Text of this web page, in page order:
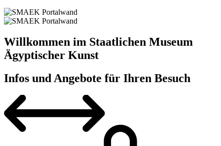
Willkommen im Staatlichen Museum
Ägyptischer Kunst
Infos und Angebote für Ihren Besuch